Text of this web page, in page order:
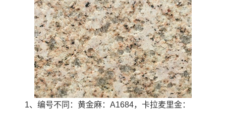
1、编号不同：黄金麻：A1684，卡拉麦里金：